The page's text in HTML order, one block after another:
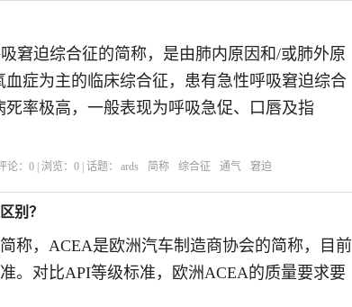
窘迫综合征的简称，是由肺内原因和/或肺外原
血症为主的临床综合征，患有急性呼吸窘迫综合
率极高，一般表现为呼吸急促、口唇及指
论：0 | 浏览：0 | 话题： ards 简称 综合征 通气 窘迫
别？
称，ACEA是欧洲汽车制造商协会的简称，目前
。对比API等级标准，欧洲ACEA的质量要求要